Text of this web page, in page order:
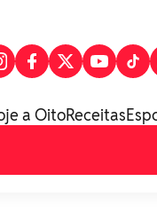
a OitoReceitas